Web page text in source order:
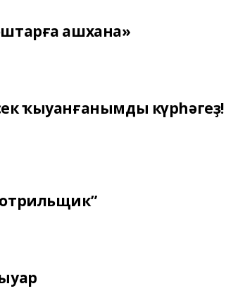
ашхана»
ҡыуанғанымды күрһәгеҙ!